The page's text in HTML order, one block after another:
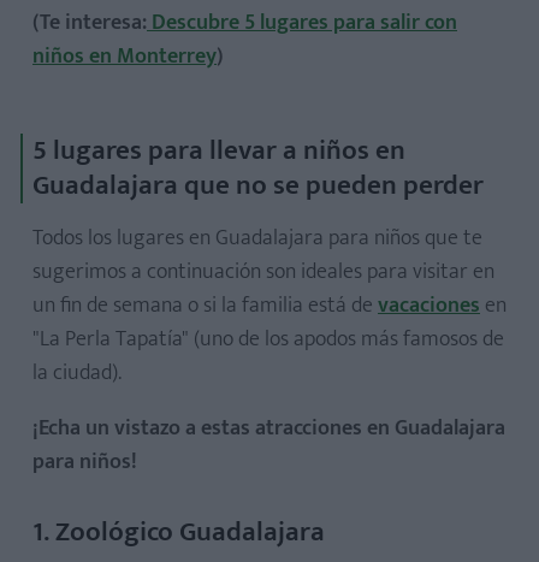
(Te interesa:Descubre 5 lugares para salir con
niños en Monterrey)
5 lugares para llevar a niños en
Guadalajara que no se pueden perder
Todos los lugares en Guadalajara para niños que te
sugerimos a continuación son ideales para visitar en
un fin de semana o si la familia está devacacionesen
"La Perla Tapatía" (uno de los apodos más famosos de
la ciudad).
¡Echa un vistazo a estas atracciones en Guadalajara
para niños!
1. Zoológico Guadalajara